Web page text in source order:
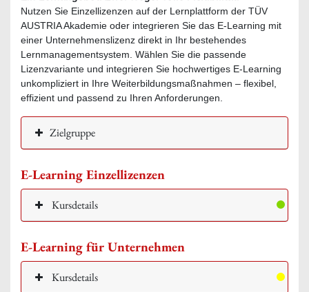
Nutzen Sie Einzellizenzen auf der Lernplattform der TÜV
AUSTRIA Akademie oder integrieren Sie das E-Learning mit
einer Unternehmenslizenz direkt in Ihr bestehendes
Lernmanagementsystem. Wählen Sie die passende
Lizenzvariante und integrieren Sie hochwertiges E-Learning
unkompliziert in Ihre Weiterbildungsmaßnahmen – flexibel,
effizient und passend zu Ihren Anforderungen.
Zielgruppe
E-Learning Einzellizenzen
Kursdetails
E-Learning für Unternehmen
Kursdetails